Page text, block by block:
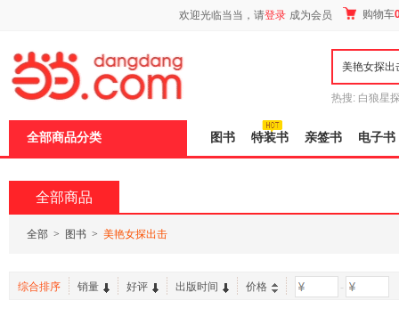
欢迎光临当当，请登录 成为会员 购物车
热搜: 白狼星
全部商品分类 图书 特装书 亲签书 电子书
全部商品
全部 > 图书 > 美艳女探出击
综合排序 销量 好评 出版时间 价格 -
页
加